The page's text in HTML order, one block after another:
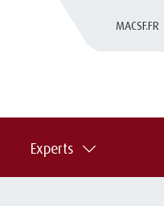
MACSF.FR
Experts